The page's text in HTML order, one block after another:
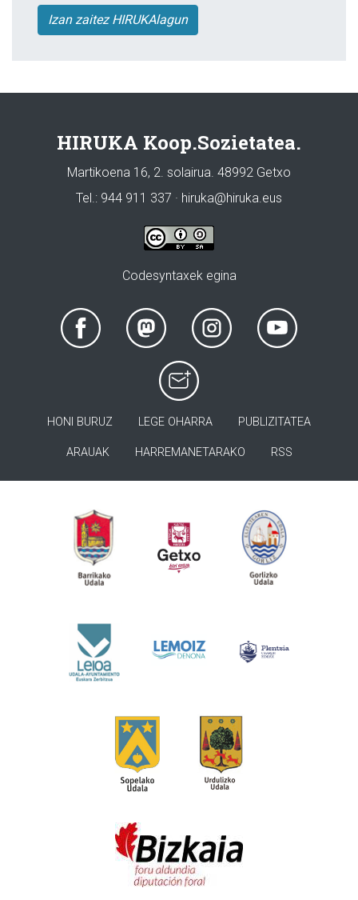
Izan zaitez HIRUKAlagun
HIRUKA Koop.Sozietatea.
Martikoena 16, 2. solairua. 48992 Getxo
Tel.: 944 911 337 · hiruka@hiruka.eus
Codesyntaxek egina
HONI BURUZ LEGE OHARRA PUBLIZITATEA
ARAUAK HARREMANETARAKO RSS